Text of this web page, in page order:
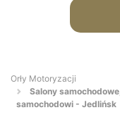
Orły Motoryzacji
Salony
samochodowi - Jedlińsk